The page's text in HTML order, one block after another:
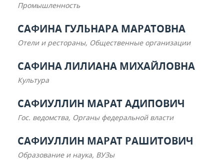
Промышленность
САФИНА ГУЛЬНАРА МАРАТОВНА
Отели и рестораны, Общественные организации
САФИНА ЛИЛИАНА МИХАЙЛОВНА
Культура
САФИУЛЛИН МАРАТ АДИПОВИЧ
Гос. ведомства, Органы федеральной власти
САФИУЛЛИН МАРАТ РАШИТОВИЧ
Образование и наука, ВУЗы